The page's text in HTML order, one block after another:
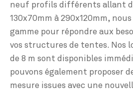
neuf profils différents allant
130x70mm à 290x120mm,
gamme pour répondre aux
vos structures de tentes. Nos
de 8 m sont disponibles
pouvons également proposer
mesure issues avec une